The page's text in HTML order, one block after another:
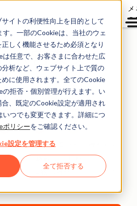
イトの利便性向上を目的として
。一部のCookieは、当社のウェ
しく機能させるため必須となり
は任意で、お客さまに合わせた広
析など、ウェブサイト上で質の
に使用されます。全てのCookie
拒否・個別管理が行えます。い
、既定のCookie設定が適用され
いつでも変更できます。詳細につ
ポリシーをご確認ください。
設定を管理する
全て拒否する
Sales Hub
（営業支
のSFAツールの違いや、機能など
導入から継続まで無料でご利用い
CRMに搭載の機能）についても